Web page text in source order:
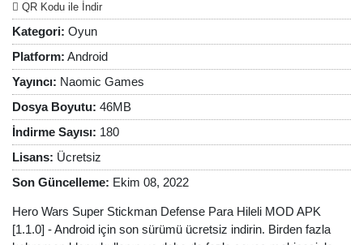
QR Kodu ile İndir
Kategori: Oyun
Platform: Android
Yayıncı: Naomic Games
Dosya Boyutu: 46MB
İndirme Sayısı: 180
Lisans: Ücretsiz
Son Güncelleme: Ekim 08, 2022
Hero Wars Super Stickman Defense Para Hileli MOD APK
[1.1.0] - Android için son sürümü ücretsiz indirin. Birden fazla